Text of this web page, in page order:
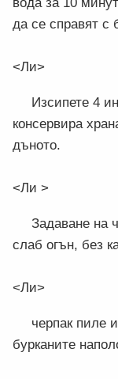
да се справят с
<Ли>
Изсипете 4
консервира
дъното.
<Ли >
Задаване на
слаб огън, без
<Ли>
черпак пиле
бурканите